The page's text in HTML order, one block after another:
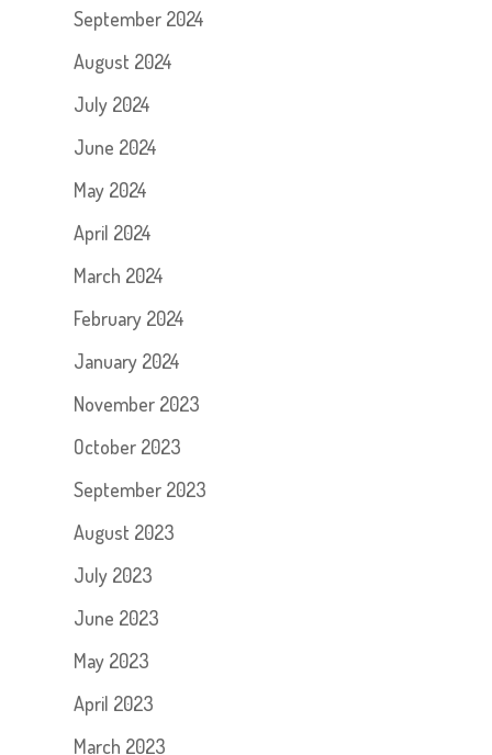
September 2024
August 2024
July 2024
June 2024
May 2024
April 2024
March 2024
February 2024
January 2024
November 2023
October 2023
September 2023
August 2023
July 2023
June 2023
May 2023
April 2023
March 2023